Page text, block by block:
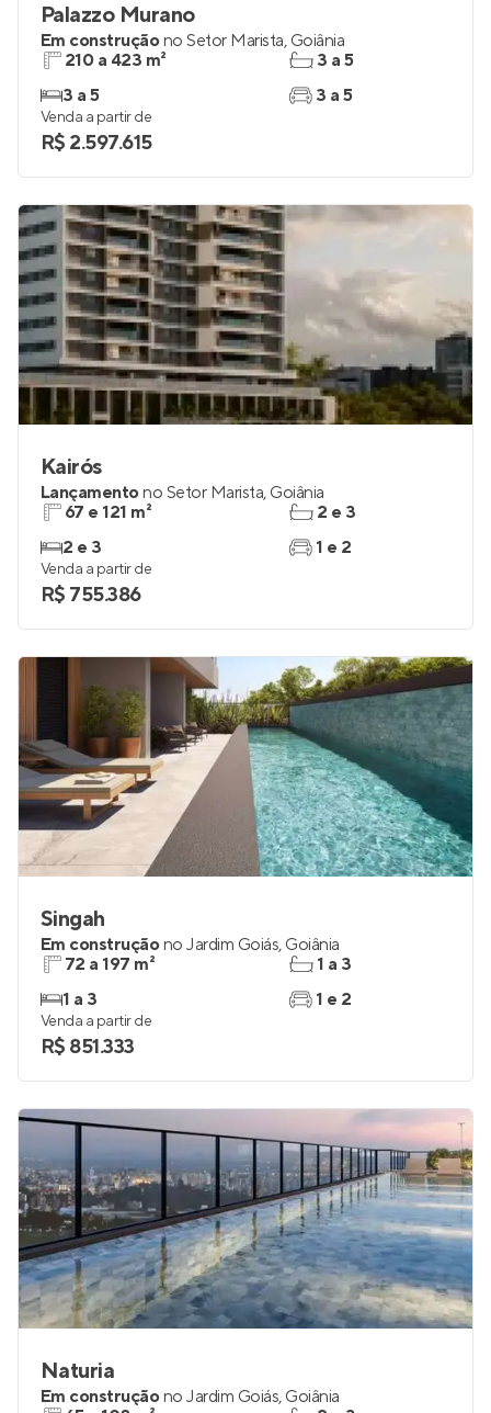
Palazzo Murano
Em construçãono Setor Marista, Goiânia
210 a 423 m²
3 a 5
3 a 5
3 a 5
Venda a partir de
R$ 2.597.615
Kairós
Lançamentono Setor Marista, Goiânia
67 e 121 m²
2 e 3
2 e 3
1 e 2
Venda a partir de
R$ 755.386
Singah
Em construçãono Jardim Goiás, Goiânia
72 a 197 m²
1 a 3
1 a 3
1 e 2
Venda a partir de
R$ 851.333
Naturia
Em construçãono Jardim Goiás, Goiânia